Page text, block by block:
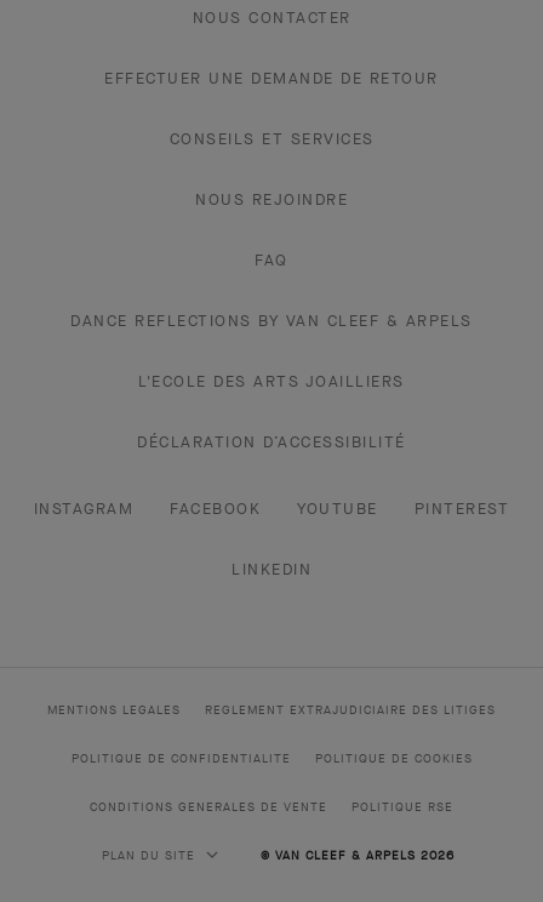
NOUS CONTACTER
EFFECTUER UNE DEMANDE DE RETOUR
CONSEILS ET SERVICES
NOUS REJOINDRE
FAQ
DANCE REFLECTIONS BY VAN CLEEF & ARPELS
L'ECOLE DES ARTS JOAILLIERS
DÉCLARATION D’ACCESSIBILITÉ
INSTAGRAM FACEBOOK YOUTUBE PINTEREST
LINKEDIN
MENTIONS LEGALES REGLEMENT EXTRAJUDICIAIRE DES LITIGES
POLITIQUE DE CONFIDENTIALITE POLITIQUE DE COOKIES
CONDITIONS GENERALES DE VENTE POLITIQUE RSE
PLAN DU SITE © VAN CLEEF & ARPELS 2026